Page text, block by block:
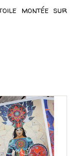
montée sur